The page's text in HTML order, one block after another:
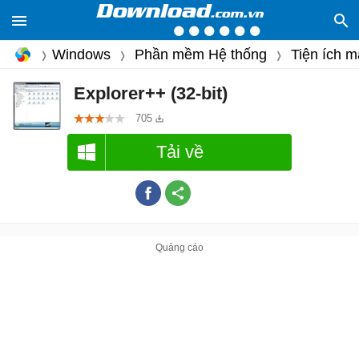
Windows Phần mềm Hệ thống Tiện ích
Explorer++ (32-bit)
705
Tải về